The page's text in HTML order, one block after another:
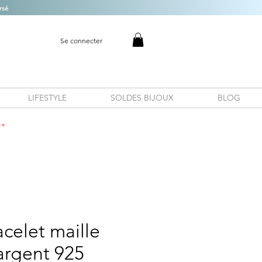
Se connecter
LIFESTYLE SOLDES BIJOUX BLOG
maille
925